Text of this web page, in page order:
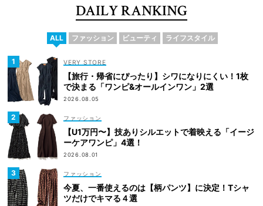
DAILY RANKING
ALL ファッション ビューティ ライフスタイル
VERY STORE
【旅行・帰省にぴったり】シワになりにくい！1枚
で決まる「ワンピ&オールインワン」2選
2026.08.05
ファッション
【U1万円〜】技ありシルエットで着映える「イージ
ーケアワンピ」4選！
2026.08.01
ファッション
今夏、一番使えるのは【柄パンツ】に決定！Tシャ
ツだけでキマる４選